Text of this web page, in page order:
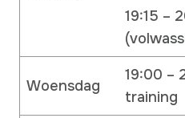
19:15 –
Woensdag
19:00 –
training